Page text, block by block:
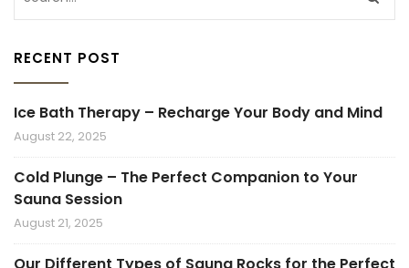
RECENT POST
Ice Bath Therapy – Recharge Your Body and Mind
August 22, 2025
Cold Plunge – The Perfect Companion to Your
Sauna Session
August 21, 2025